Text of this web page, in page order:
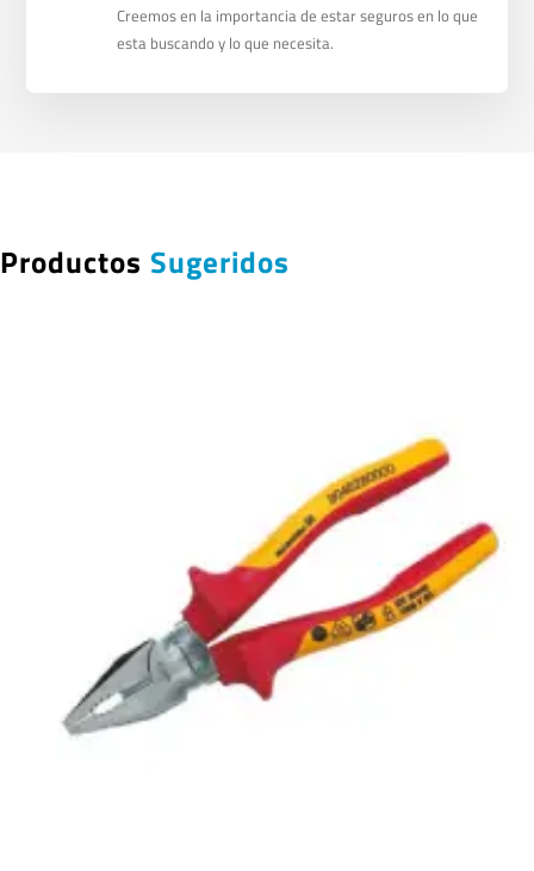
Creemos en la importancia de estar seguros en lo que
esta buscando y lo que necesita.
Productos Sugeridos